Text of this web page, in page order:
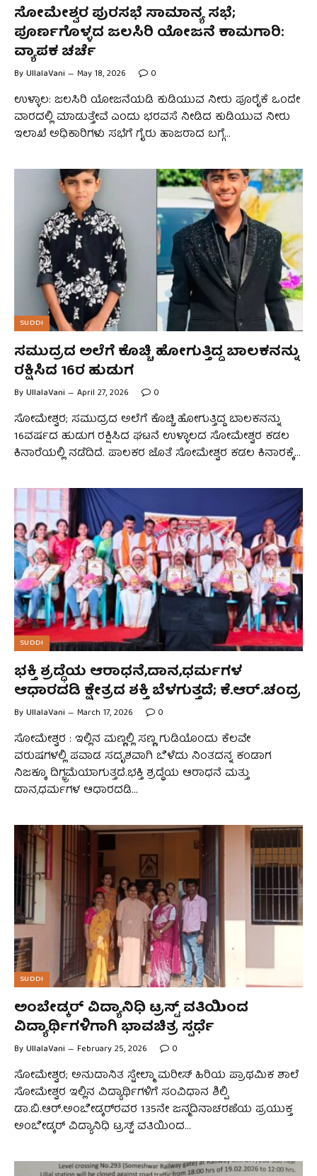
ಸೋಮೇಶ್ವರ ಪುರಸಭೆ ಸಾಮಾನ್ಯ ಸಭೆ;
ಪೂರ್ಣಗೊಳ್ಳದ ಜಲಸಿರಿ ಯೋಜನೆ ಕಾಮಗಾರಿ:
ವ್ಯಾಪಕ ಚರ್ಚೆ
ByUllalaVani May 18, 2026 0
ಉಳ್ಳಾಲ: ಜಲಸಿರಿ ಯೋಜನೆಯಡಿ ಕುಡಿಯುವ ನೀರು ಪೂರೈಕೆ ಒಂದೇ
ವಾರದಲ್ಲಿ ಮಾಡುತ್ತೇವೆ ಎಂದು ಭರವಸೆ ನೀಡಿದ ಕುಡಿಯುವ ನೀರು
ಇಲಾಖೆ ಅಧಿಕಾರಿಗಳು ಸಭೆಗೆ ಗೈರು ಹಾಜರಾದ ಬಗ್ಗೆ…
SUDDI
ಸಮುದ್ರದ ಅಲೆಗೆ ಕೊಚ್ಚಿ ಹೋಗುತ್ತಿದ್ದ ಬಾಲಕನನ್ನು
ರಕ್ಷಿಸಿದ 16ರ ಹುಡುಗ
ByUllalaVani April 27, 2026 0
ಸೋಮೇಶ್ವರ; ಸಮುದ್ರದ ಅಲೆಗೆ ಕೊಚ್ಚಿ ಹೋಗುತ್ತಿದ್ದ ಬಾಲಕನನ್ನು
16ವರ್ಷದ ಹುಡುಗ ರಕ್ಷಿಸಿದ ಘಟನೆ ಉಳ್ಳಾಲದ ಸೋಮೇಶ್ವರ ಕಡಲ
ಕಿನಾರೆಯಲ್ಲಿ ನಡೆದಿದೆ. ಪಾಲಕರ ಜೊತೆ ಸೋಮೇಶ್ವರ ಕಡಲ ಕಿನಾರಕ್ಕೆ…
SUDDI
ಭಕ್ತಿ ಶ್ರದ್ಧೆಯ ಆರಾಧನೆ,ದಾನ,ಧರ್ಮಗಳ
ಆಧಾರದಡಿ ಕ್ಷೇತ್ರದ ಶಕ್ತಿ ಬೆಳಗುತ್ತದೆ; ಕೆ.ಆರ್.ಚಂದ್ರ
ByUllalaVani March 17, 2026 0
ಸೋಮೇಶ್ವರ : ಇಲ್ಲಿನ ಮಣ್ಣಲ್ಲಿ ಸಣ್ಣ ಗುಡಿಯೊಂದು ಕೆಲವೇ
ವರುಷಗಳಲ್ಲಿ ಪವಾಡ ಸದೃಶವಾಗಿ ಬೆಳೆದು ನಿಂತದನ್ನ ಕಂಡಾಗ
ನಿಜಕ್ಕೂ ದಿಗ್ಭ್ರಮೆಯಾಗುತ್ತದೆ.ಭಕ್ತಿ ಶ್ರದ್ಧೆಯ ಆರಾಧನೆ ಮತ್ತು
ದಾನ,ಧರ್ಮಗಳ ಆಧಾರದಡಿ…
SUDDI
ಅಂಬೇಡ್ಕರ್ ವಿದ್ಯಾನಿಧಿ ಟ್ರಸ್ಟ್ ವತಿಯಿಂದ
ವಿದ್ಯಾರ್ಥಿಗಳಿಗಾಗಿ ಭಾವಚಿತ್ರ ಸ್ಪರ್ಧೆ
ByUllalaVani February 25, 2026 0
ಸೋಮೇಶ್ವರ; ಅನುದಾನಿತ ಸ್ಟೇಲ್ಮಾ ಮರೀಸ್ ಹಿರಿಯ ಪ್ರಾಥಮಿಕ ಶಾಲೆ
ಸೋಮೇಶ್ವರ ಇಲ್ಲಿನ ವಿದ್ಯಾರ್ಥಿಗಳಿಗೆ ಸಂವಿಧಾನ ಶಿಲ್ಪಿ
ಡಾ.ಬಿ.ಆರ್.ಅಂಬೇಡ್ಕರ್‌ರವರ 135ನೇ ಜನ್ಮದಿನಾಚರಣೆಯ ಪ್ರಯುಕ್ತ
ಅಂಬೇಡ್ಕರ್ ವಿದ್ಯಾನಿಧಿ ಟ್ರಸ್ಟ್ ವತಿಯಿಂದ…